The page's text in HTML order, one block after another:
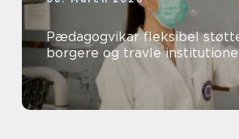
Pædagogvikar fleksibel støtte til udsatte
borgere og travle